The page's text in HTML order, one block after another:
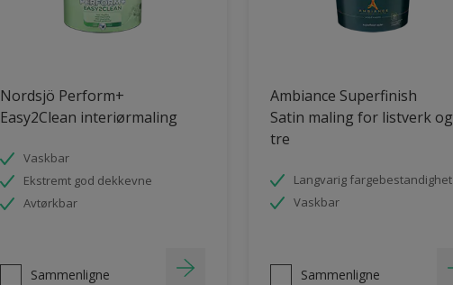
Nordsjö Perform+
Easy2Clean interiørmaling
Vaskbar
Ekstremt god dekkevne
Avtørkbar
Sammenligne
Ambiance Superfinish
Satin maling for listverk og
tre
Langvarig fargebestandighet
Vaskbar
Sammenligne